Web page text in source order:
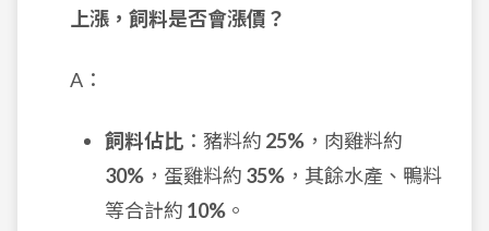
上漲，飼料是否會漲價？
A：
飼料佔比 ：豬料約 25% ，肉雞料約
30% ，蛋雞料約 35% ，其餘水產、鴨料
等合計約 10% 。